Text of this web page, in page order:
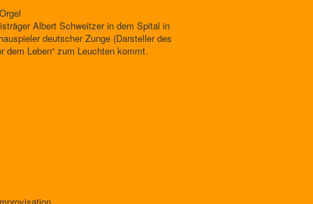
Albert Schweitzer in dem Spital in
deutscher Zunge (Darsteller des
dem Leben“ zum Leuchten kommt.